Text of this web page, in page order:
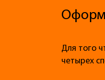
Для того
четырех